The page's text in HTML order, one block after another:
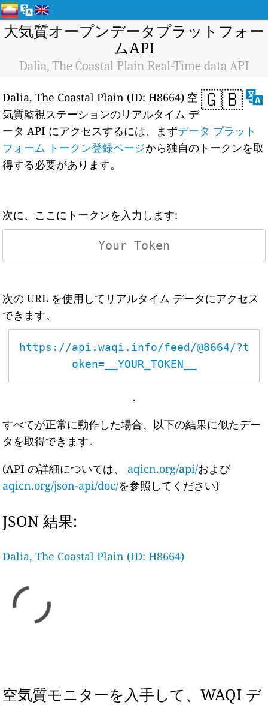
大気質オープンデータプラットフォー
ムAPI
Dalia, The Coastal Plain Real-Time data API
🇬🇧
Dalia, The Coastal Plain (ID: H8664) 空
気質監視ステーションのリアルタイム デ
ータ API にアクセスするには、まずデータ プラット
フォーム トークン登録ページから独自のトークンを取
得する必要があります。
次に、ここにトークンを入力します:
次の URL を使用してリアルタイム データにアクセス
できます。
https://api.waqi.info/feed/@8664/?t
oken=__YOUR_TOKEN__
.
すべてが正常に動作した場合、以下の結果に似たデー
タを取得できます。
(API の詳細については、 aqicn.org/api/および
aqicn.org/json-api/doc/を参照してください)
JSON 結果:
Dalia, The Coastal Plain (ID: H8664)
空気質モニターを入手して、WAQI デ